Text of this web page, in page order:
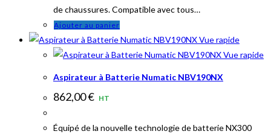
de chaussures. Compatible avec tous…
Ajouter au panier
Vue rapide
Vue rapide
Aspirateur à Batterie Numatic NBV190NX
862,00€ HT
Équipé de la nouvelle technologie de batterie NX300